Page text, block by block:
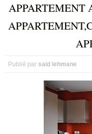
APPARTEMENT
Publié par said lehmane